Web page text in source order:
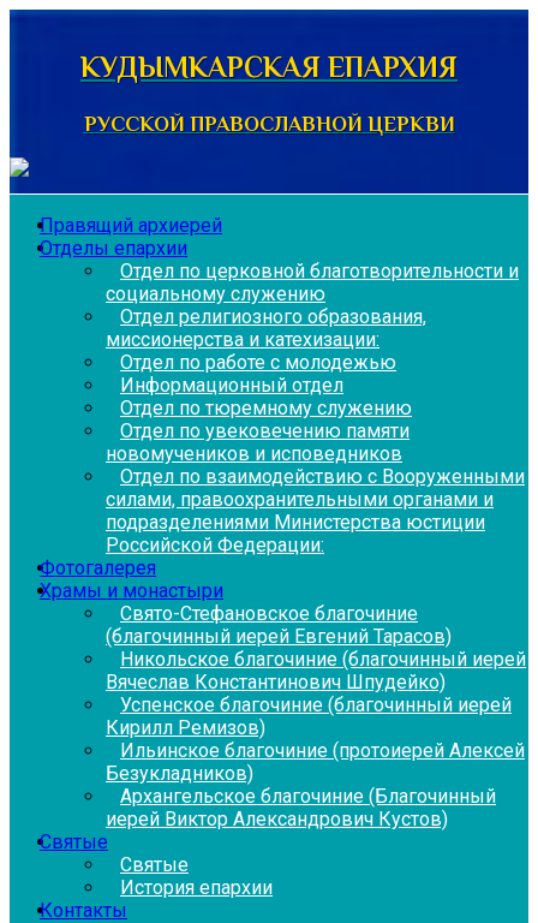
Перейти
содержимомуКУДЫМКАРСКАЯ ЕПАРХИЯ
РУССКОЙ ПРАВОСЛАВНОЙ ЦЕРКВИ
Правящий архиерей
Отделы епархии
Отдел по церковной благотворительности и
социальному служению
Отдел религиозного образования,
миссионерства и катехизации:
Отдел по работе с молодежью
Информационный отдел
Отдел по тюремному служению
Отдел по увековечению памяти
новомучеников и исповедников
Отдел по взаимодействию с Вооруженными
силами, правоохранительными органами и
подразделениями Министерства юстиции
Российской Федерации:
Фотогалерея
Храмы и монастыри
Свято-Стефановское благочиние
(благочинный иерей Евгений Тарасов)
Никольское благочиние (благочинный иерей
Вячеслав Константинович Шпудейко)
Успенское благочиние (благочинный иерей
Кирилл Ремизов)
Ильинское благочиние (протоиерей Алексей
Безукладников)
Архангельское благочиние (Благочинный
иерей Виктор Александрович Кустов)
Святые
Святые
История епархии
Контакты